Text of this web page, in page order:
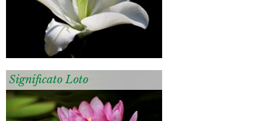
Significato Loto